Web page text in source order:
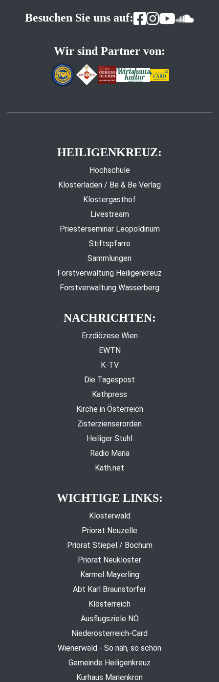
Besuchen Sie uns auf:
Wir sind Partner von:
HEILIGENKREUZ:
Hochschule
Klosterladen / Be & Be Verlag
Klostergasthof
Livestream
Priesterseminar Leopoldinum
Stiftspfarre
Sammlungen
Forstverwaltung Heiligenkreuz
Forstverwaltung Wasserberg
NACHRICHTEN:
Erzdiözese Wien
EWTN
K-TV
Die Tagespost
Kathpress
Kirche in Österreich
Zisterzienserorden
Heiliger Stuhl
Radio Maria
Kath.net
WICHTIGE LINKS:
Klosterwald
Priorat Neuzelle
Priorat Stiepel / Bochum
Priorat Neukloster
Karmel Mayerling
Abt Karl Braunstorfer
Klösterreich
Ausflugsziele NÖ
Niederösterreich-Card
Wienerwald - So nah, so schön
Gemeinde Heiligenkreuz
Kurhaus Marienkron